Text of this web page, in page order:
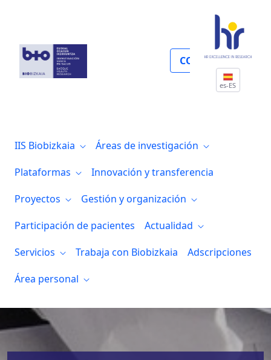
COLABORA
es-ES
IIS Biobizkaia
Áreas de investigación
Plataformas
Innovación y transferencia
Proyectos
Gestión y organización
Participación de pacientes
Actualidad
Servicios
Trabaja con Biobizkaia
Adscripciones
Área personal